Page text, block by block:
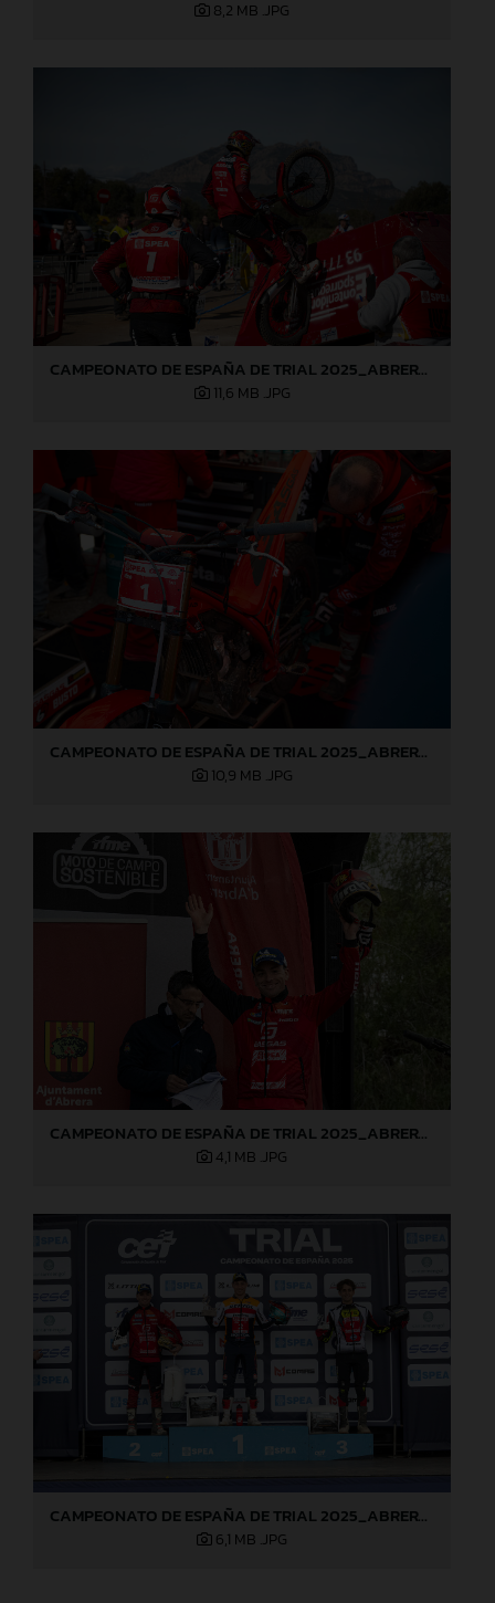
8,2 MB .JPG
CAMPEONATO DE ESPAÑA DE TRIAL 2025_ABRERA (Barcelona), 1ª prueba_Jaime Busto
11,6 MB .JPG
CAMPEONATO DE ESPAÑA DE TRIAL 2025_ABRERA (Barcelona), 1ª prueba_Jaime Busto
10,9 MB .JPG
CAMPEONATO DE ESPAÑA DE TRIAL 2025_ABRERA (Barcelona), 1ª prueba_Jaime Busto
4,1 MB .JPG
CAMPEONATO DE ESPAÑA DE TRIAL 2025_ABRERA (Barcelona), 1ª prueba_Jaime Busto
6,1 MB .JPG